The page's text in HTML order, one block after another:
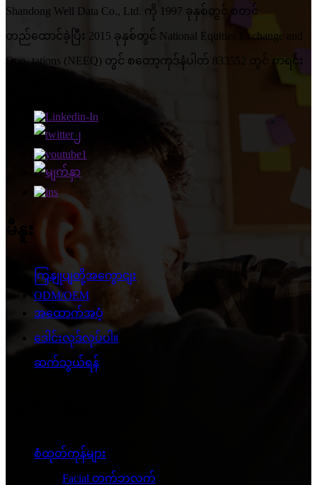
Shandong Well Data Co., Ltd. ကို 1997 ခုနှစ်တွင် စတင်
တည်ထောင်ခဲ့ပြီး 2015 ခုနှစ်တွင် National Equities Exchange and
Quo- tations (NEEQ) တွင် စတော့ကုဒ်နံပါတ် 833552 တွင် စာရင်း
မီနူး
ကြှနျုပျတို့အကွောငျး
ODM/OEM
အထောက်အပံ့
ဒေါင်းလုဒ်လုပ်ပါ။
ဆက်သွယ်ရန်
စံထုတ်ကုန်များ
Facial တက်ဘလက်